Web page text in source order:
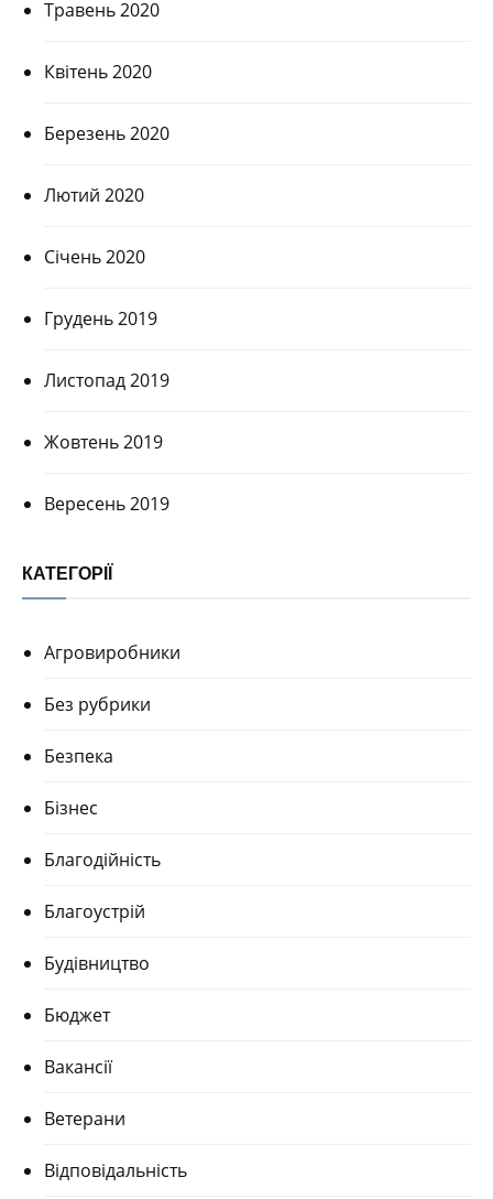
Травень 2020
Квітень 2020
Березень 2020
Лютий 2020
Січень 2020
Грудень 2019
Листопад 2019
Жовтень 2019
Вересень 2019
КАТЕГОРІЇ
Агровиробники
Без рубрики
Безпека
Бізнес
Благодійність
Благоустрій
Будівництво
Бюджет
Вакансії
Ветерани
Відповідальність